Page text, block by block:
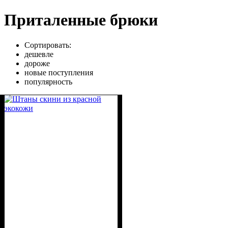
Приталенные брюки
Сортировать:
дешевле
дороже
новые поступления
популярность